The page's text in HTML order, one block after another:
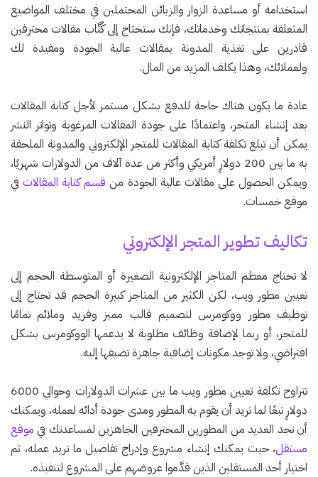
استخدامه أو مساعدة الزوار والزبائن المحتملين في مختلف المواضيع
المتعلقة بمنتجاتك وخدماتك، فإنك ستحتاج إلى كُتَّاب مقالات محترفين
قادرين على تغذية المدونة بمقالات عالية الجودة ومفيدة لك
ولعملائك، وهذا يكلف المزيد من المال.
عادة ما يكون هناك حاجة للدفع بشكل مستمر لأجل كتابة المقالات
بعد إنشاء المتجر، واعتمادًا على جودة المقالات المرغوبة وتواتر النشر
يمكن أن تبلغ تكلفة كتابة المقالات للمتجر الإلكتروني والمدونة الملحقة
به ما بين 200 دولارٍ أمريكي وأكثر من عدة آلاف من الدولارات شهريًا،
ويمكن الحصول على مقالات عالية الجودة من قسم كتابة المقالاتفي
موقع خمسات.
تكاليف تطوير المتجر الإلكتروني
لا تحتاج معظم المتاجر الإلكترونية الصغيرة أو المتوسطة الحجم إلى
تعيين مطور ويب، لكن الكثير من المتاجر كبيرة الحجم قد تحتاج إلى
توظيف مطور ووكومرس لتصميم قالب مميز وفريد وملائم تمامًا
للمتجر، أو ربما لإضافة وظائف مطلوبة لا يدعمها الووكومرس بشكل
افتراضي، ولا توجد مكونات إضافية جاهزة تضيفها إليه.
تتراوح تكلفة تعيين مطور ويب ما بين عشرات الدولارات وحوالي 6000
دولارٍ تبعًا لما تريد أن يقوم به المطور ومدى جودة أدائه لعمله، ويمكنك
أن تجد العديد من المطورين المحترفين الجاهزين لمساعدتك في موقع
مستقل، حيث يمكنك إنشاء مشروع وإدراج تفاصيل ما تريد عمله، ثم
اختيار أحد المستقلين الذين قدَّموا عروضهم على المشروع لتنفيذه.